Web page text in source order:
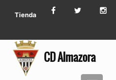
Tienda
CD Almazora